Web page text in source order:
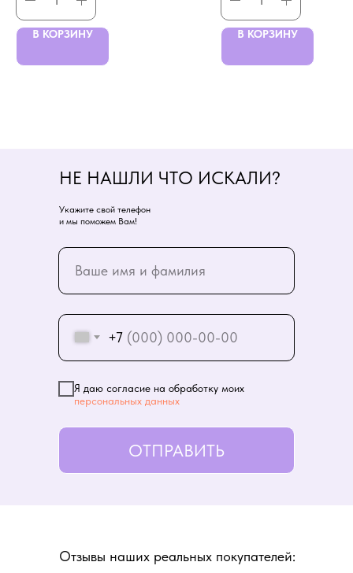
В КОРЗИНУ В КОРЗИНУ
+7
Я даю согласие на обработку моих
персональных данных
ОТПРАВИТЬ
НЕ НАШЛИ ЧТО ИСКАЛИ?
Укажите свой телефон
и мы поможем Вам!
Отзывы наших реальных покупателей: